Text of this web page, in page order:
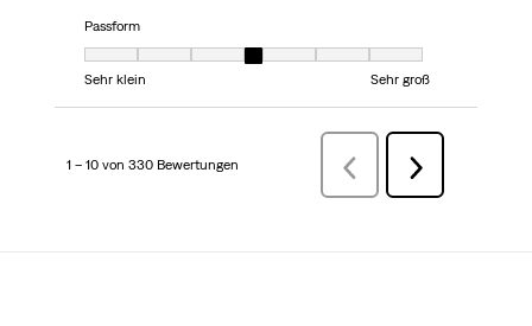
Passform
Passform, 4 von 7, wobei 1 gleich Sehr klein ist und 7 gleich Sehr groß
Sehr klein
Sehr groß
1 – 10 von 330 Bewertungen ZurückBewertungen
Weiter
Bewertungen